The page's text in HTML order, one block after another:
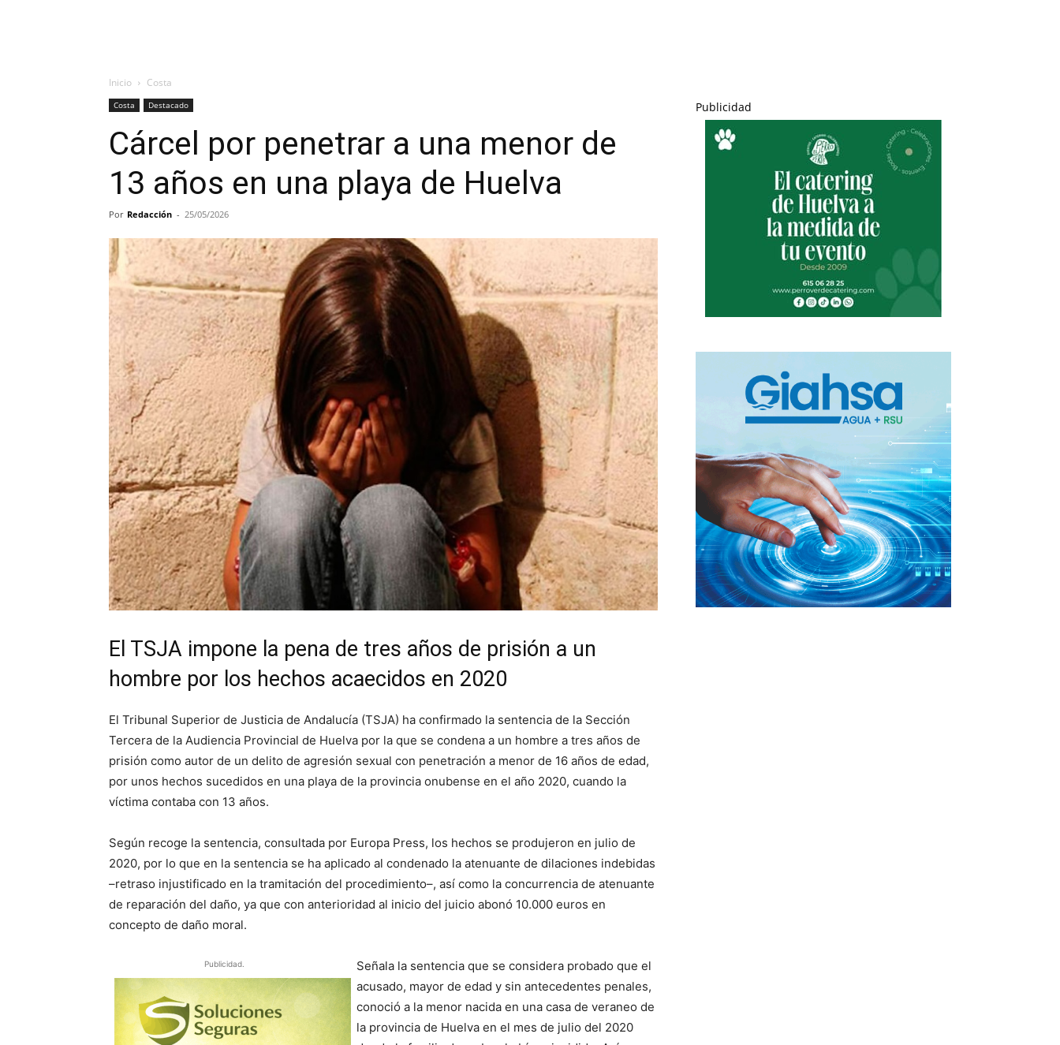
Inicio Costa
Costa Destacado
Cárcel por penetrar a una menor de
13 años en una playa de Huelva
Por Redacción - 25/05/2026
El TSJA impone la pena de tres años de prisión a un
hombre por los hechos acaecidos en 2020
El Tribunal Superior de Justicia de Andalucía (TSJA) ha confirmado la sentencia de la Sección
Tercera de la Audiencia Provincial de Huelva por la que se condena a un hombre a tres años de
prisión como autor de un delito de agresión sexual con penetración a menor de 16 años de edad,
por unos hechos sucedidos en una playa de la provincia onubense en el año 2020, cuando la
víctima contaba con 13 años.
Según recoge la sentencia, consultada por Europa Press, los hechos se produjeron en julio de
2020, por lo que en la sentencia se ha aplicado al condenado la atenuante de dilaciones indebidas
–retraso injustificado en la tramitación del procedimiento–, así como la concurrencia de atenuante
de reparación del daño, ya que con anterioridad al inicio del juicio abonó 10.000 euros en
concepto de daño moral.
Publicidad.
Señala la sentencia que se considera probado que el
acusado, mayor de edad y sin antecedentes penales,
conoció a la menor nacida en una casa de veraneo de
la provincia de Huelva en el mes de julio del 2020
Publicidad